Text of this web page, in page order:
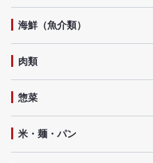
海鮮（魚介類）
肉類
惣菜
米・麺・パン